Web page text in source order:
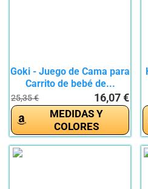
Goki - Juego de Cama para
Carrito de bebé de...
25,35 € 16,07 €
MEDIDAS Y
COLORES